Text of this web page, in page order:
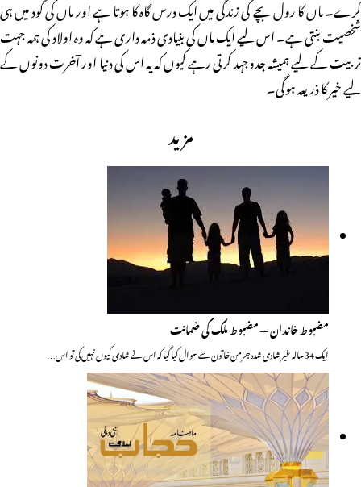
کرے۔ ماں کا رول بچے کی زندگی میں ایک درس گاہ کا ہوتا ہے اور ماں کی گود میں ہی
شخصیت بنتی ہے۔ اس لیے ایک ماں کی بنیادی ذمہ داری ہے کہ وہ اولاد کی ہمہ جہت
تربیت کے لیے ہمیشہ جدوجہد کرتی رہے کیوں کہ یہ اس کی دنیا اور آخرت دونوں کے
لیے خیر کا ذریعہ ہوگی۔
مزید
مضبوط خاندان — مضبوط ملک کی ضمانت
ایک 34سالہ غیر شادی شدہ جرمن خاتون سے سوال کیا گیا کہ اس نے شادی کیوں نہیں کی تو اس…